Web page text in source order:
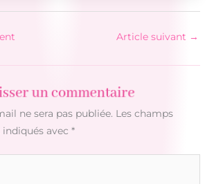
Article suivant →
un commentaire
ne sera pas publiée. Les champs
avec *